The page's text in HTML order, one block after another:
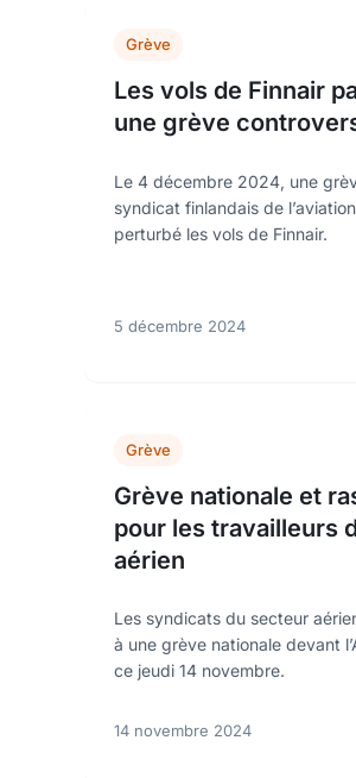
Grève
Les vols de Finnair
une grève
Le 4 décembre 2024, une
syndicat finlandais de
perturbé les vols de Finnair.
5 décembre 2024
Grève
Grève nationale et
pour les travailleurs
aérien
Les syndicats du secteur
à une grève nationale devant
ce jeudi 14 novembre.
14 novembre 2024